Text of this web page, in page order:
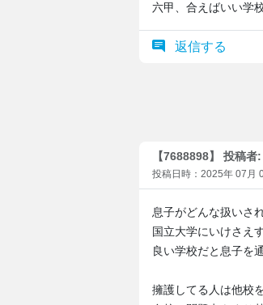
六甲、合えばいい学
返信する
【7688898】 投稿
投稿日時：2025年 07月
息子がどんな扱いさ
国立大学にいけさえ
良い学校だと息子を
擁護してる人は他校